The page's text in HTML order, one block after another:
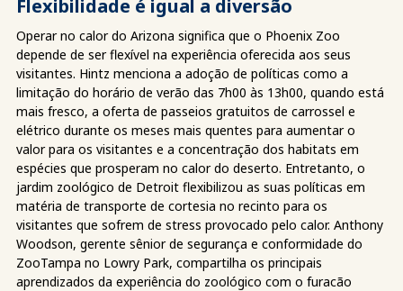
Flexibilidade é igual a diversão
Operar no calor do Arizona significa que o Phoenix Zoo
depende de ser flexível na experiência oferecida aos seus
visitantes. Hintz menciona a adoção de políticas como a
limitação do horário de verão das 7h00 às 13h00, quando está
mais fresco, a oferta de passeios gratuitos de carrossel e
elétrico durante os meses mais quentes para aumentar o
valor para os visitantes e a concentração dos habitats em
espécies que prosperam no calor do deserto. Entretanto, o
jardim zoológico de Detroit flexibilizou as suas políticas em
matéria de transporte de cortesia no recinto para os
visitantes que sofrem de stress provocado pelo calor. Anthony
Woodson, gerente sênior de segurança e conformidade do
ZooTampa no Lowry Park, compartilha os principais
aprendizados da experiência do zoológico com o furacão